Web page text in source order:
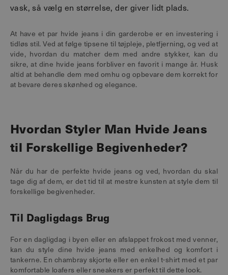
vask, så vælg en størrelse, der giver lidt plads.
At have et par hvide jeans i din garderobe er en investering i
tidløs stil. Ved at følge tipsene til tøjpleje, pletfjerning, og ved at
vide, hvordan du matcher dem med andre stykker, kan du
sikre, at dine hvide jeans forbliver en favorit i mange år. Husk
altid at behandle dem med omhu og opbevare dem korrekt for
at bevare deres skønhed og elegance.
Hvordan Styler Man Hvide Jeans
til Forskellige Begivenheder?
Når du har de perfekte hvide jeans og ved, hvordan du skal
tage dig af dem, er det tid til at mestre kunsten at style dem til
forskellige begivenheder.
Til Dagligdags Brug
For en dagligdag i byen eller en afslappet frokost med venner,
kan du style dine hvide jeans med enkelhed og komfort i
tankerne. En chambray skjorte eller en enkel t-shirt med et par
komfortable loafers eller sneakers er perfekt til dette look.